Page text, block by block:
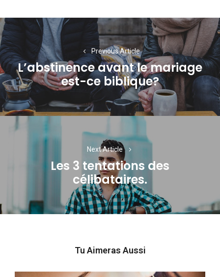
Navigation
de
l’article
Previous Article
Previous
post:
L’abstinence avant le mariage
est-ce biblique?
Next Article
Next
post:
Les 3 tentations des
célibataires.
Tu Aimeras Aussi